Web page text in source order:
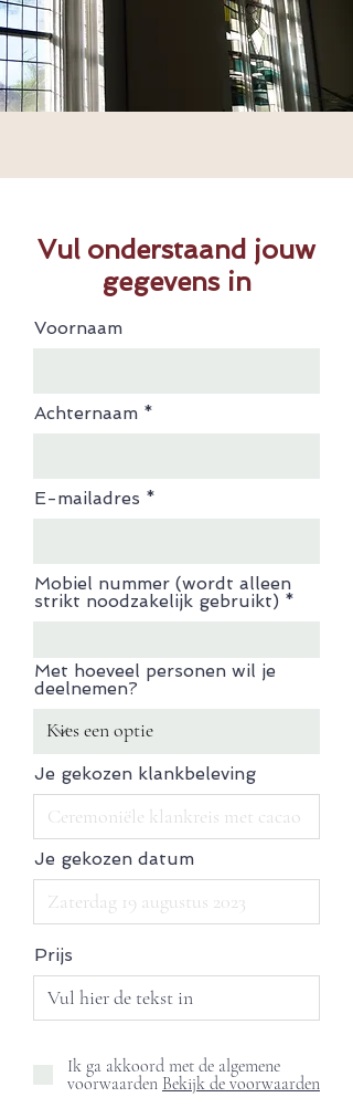
Vul onderstaand jouw
gegevens in
Voornaam
Achternaam
E-mailadres
Mobiel nummer (wordt alleen
strikt noodzakelijk gebruikt)
Met hoeveel personen wil je
deelnemen?
Je gekozen klankbeleving
Je gekozen datum
Prijs
Ik ga akkoord met de algemene
voorwaarden Bekijk de voorwaarden